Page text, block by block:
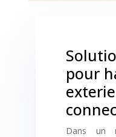
pour
Dans un